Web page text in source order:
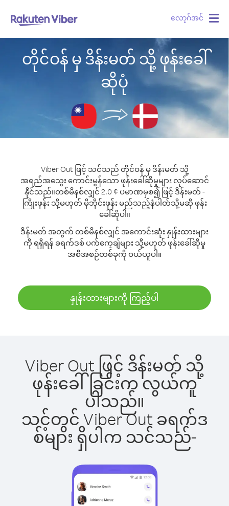
လော့ဂ်အင်
တိုင်ဝန် မှ ဒိန်းမတ် သို့ ဖုန်းခေါ်
ဆိုပုံ
Viber Out ဖြင့် သင်သည် တိုင်ဝန် မှ ဒိန်းမတ် သို့
အရည်အသွေး ကောင်းမွန်သော ဖုန်းခေါ်ဆိုမှုများ လုပ်ဆောင်
နိုင်သည်။တစ်မိနစ်လျှင် 2.0 ¢ ပမာဏမှစ၍ ဖြင့် ဒိန်းမတ် -
ကြိုးဖုန်း သို့မဟုတ် မိုဘိုင်းဖုန်း မည်သည့်နံပါတ်သို့မဆို ဖုန်း
ခေါ်ဆိုပါ။
ဒိန်းမတ် အတွက် တစ်မိနစ်လျှင် အကောင်းဆုံး နှုန်းထားများ
ကို ရရှိရန် ခရက်ဒစ် ပက်ကေ့ချ်များ သို့မဟုတ် ဖုန်းခေါ်ဆိုမှု
အစီအစဉ်တစ်ခုကို ဝယ်ယူပါ။
နှုန်းထားများကို ကြည့်ပါ
Viber Out ဖြင့် ဒိန်းမတ် သို့
ဖုန်းခေါ်ခြင်းက လွယ်ကူ
ပါသည်။
သင့်တွင် Viber Out ခရက်ဒ
စ်များ ရှိပါက သင်သည်-